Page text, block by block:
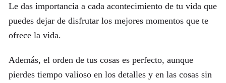
Le das importancia a cada acontecimiento de tu vida que
puedes dejar de disfrutar los mejores momentos que te
ofrece la vida.
Además, el orden de tus cosas es perfecto, aunque
pierdes tiempo valioso en los detalles y en las cosas sin